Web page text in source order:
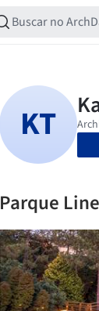
Parque